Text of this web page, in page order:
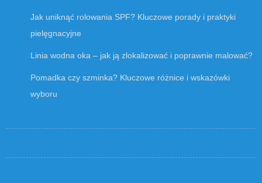
Jak uniknąć rolowania SPF? Kluczowe porady i praktyki
pielęgnacyjne
Linia wodna oka – jak ją zlokalizować i poprawnie malować?
Pomadka czy szminka? Kluczowe różnice i wskazówki
wyboru